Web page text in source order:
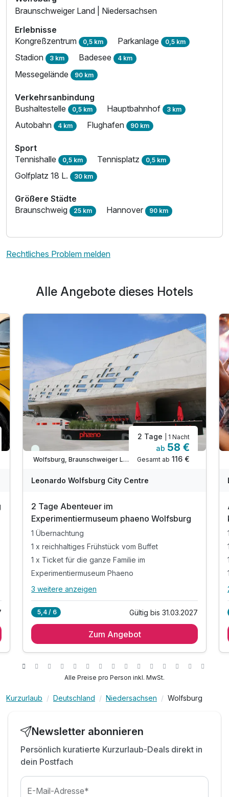
Braunschweiger Land | Niedersachsen
Erlebnisse
Kongreßzentrum 0,5 km Parkanlage 0,5 km
Stadion 3 km Badesee 4 km
Messegelände 90 km
Verkehrsanbindung
Bushaltestelle 0,5 km Hauptbahnhof 3 km
Autobahn 4 km Flughafen 90 km
Sport
Tennishalle 0,5 km Tennisplatz 0,5 km
Golfplatz 18 L. 30 km
Größere Städte
Braunschweig 25 km Hannover 90 km
Rechtliches Problem melden
Alle Angebote dieses Hotels
Viele Termine frei
Wolfsburg, Braunschweiger Land
2 Tage | 1 Nacht
ab 58 €
Gesamt ab 116 €
Leonardo Wolfsburg City Centre
2 Tage Abenteuer im
Experimentiermuseum phaeno Wolfsburg
1 Übernachtung
1 x reichhaltiges Frühstück vom Buffet
1 x Ticket für die ganze Familie im
Experimentiermuseum Phaeno
Alle Inklusivleistungen
1 x reichhaltiges Frühstück vom Buffet
1 x kleines Geschenk
inkl. Parken am Hotel
3 weitere anzeigen
5,4 / 6 Gültig bis 31.03.2027
Zum Angebot
Alle Preise pro Person inkl. MwSt.
Kurzurlaub Deutschland Niedersachsen Wolfsburg
Newsletter abonnieren
Persönlich kuratierte Kurzurlaub-Deals direkt in
dein Postfach
E-Mail-Adresse*